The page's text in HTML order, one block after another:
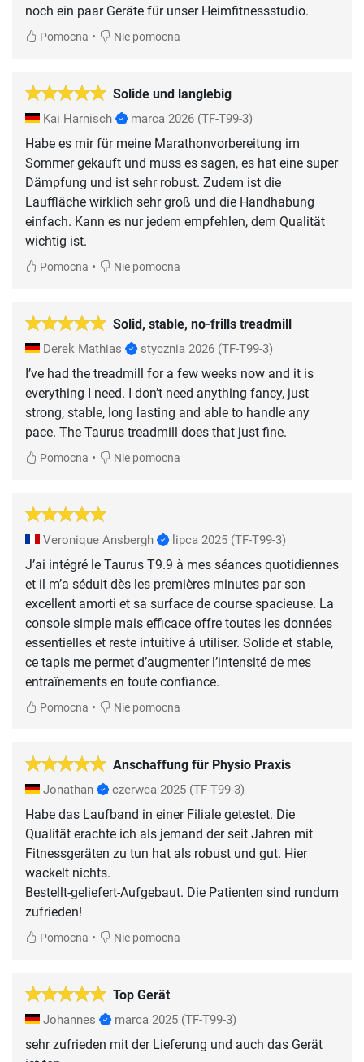
noch ein paar Geräte für unser Heimfitnessstudio.
Pomocna • Nie pomocna
Solide und langlebig
Kai Harnisch marca 2026 (TF-T99-3)
Habe es mir für meine Marathonvorbereitung im
Sommer gekauft und muss es sagen, es hat eine super
Dämpfung und ist sehr robust. Zudem ist die
Lauffläche wirklich sehr groß und die Handhabung
einfach. Kann es nur jedem empfehlen, dem Qualität
wichtig ist.
Pomocna • Nie pomocna
Solid, stable, no-frills treadmill
Derek Mathias stycznia 2026 (TF-T99-3)
I’ve had the treadmill for a few weeks now and it is
everything I need. I don’t need anything fancy, just
strong, stable, long lasting and able to handle any
pace. The Taurus treadmill does that just fine.
Pomocna • Nie pomocna
Veronique Ansbergh lipca 2025 (TF-T99-3)
J’ai intégré le Taurus T9.9 à mes séances quotidiennes
et il m’a séduit dès les premières minutes par son
excellent amorti et sa surface de course spacieuse. La
console simple mais efficace offre toutes les données
essentielles et reste intuitive à utiliser. Solide et stable,
ce tapis me permet d’augmenter l’intensité de mes
entraînements en toute confiance.
Pomocna • Nie pomocna
Anschaffung für Physio Praxis
Jonathan czerwca 2025 (TF-T99-3)
Habe das Laufband in einer Filiale getestet. Die
Qualität erachte ich als jemand der seit Jahren mit
Fitnessgeräten zu tun hat als robust und gut. Hier
wackelt nichts.
Bestellt-geliefert-Aufgebaut. Die Patienten sind rundum
Pomocna • Nie pomocna
Top Gerät
Johannes marca 2025 (TF-T99-3)
sehr zufrieden mit der Lieferung und auch das Gerät